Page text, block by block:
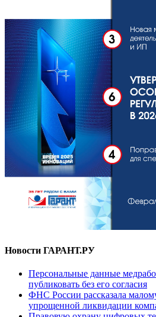
Новости ГАРАНТ.РУ
Персональные данные
публиковать без его согласия
ФНС России рассказала
упрощенной ликвидации